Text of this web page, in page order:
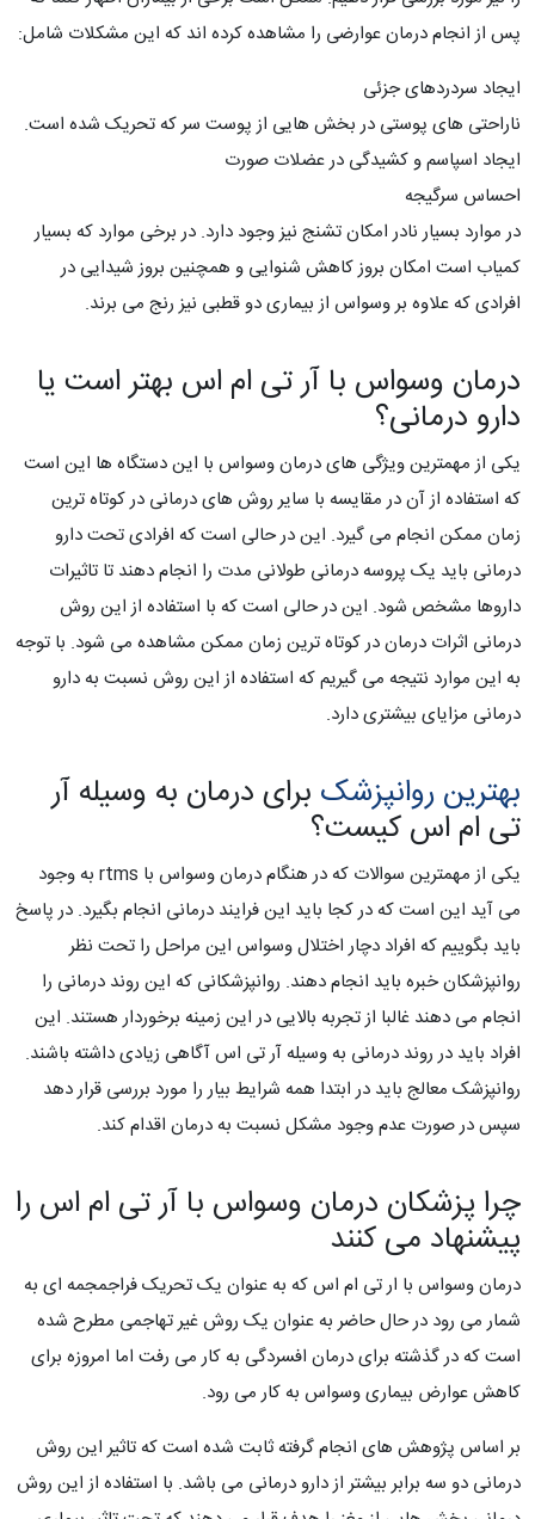
پس از انجام درمان عوارضی را مشاهده کرده اند که این مشکلات شامل:
ایجاد سردردهای جزئی
ناراحتی های پوستی در بخش هایی از پوست سر که تحریک شده است.
ایجاد اسپاسم و کشیدگی در عضلات صورت
احساس سرگیجه
در موارد بسیار نادر امکان تشنج نیز وجود دارد. در برخی موارد که بسیار
کمیاب است امکان بروز کاهش شنوایی و همچنین بروز شیدایی در
افرادی که علاوه بر وسواس از بیماری دو قطبی نیز رنج می برند.
درمان وسواس با آر تی ام اس بهتر است یا
دارو درمانی؟
یکی از مهمترین ویژگی های درمان وسواس با این دستگاه ها این است
که استفاده از آن در مقایسه با سایر روش های درمانی در کوتاه ترین
زمان ممکن انجام می گیرد. این در حالی است که افرادی تحت دارو
درمانی باید یک پروسه درمانی طولانی مدت را انجام دهند تا تاثیرات
داروها مشخص شود. این در حالی است که با استفاده از این روش
درمانی اثرات درمان در کوتاه ترین زمان ممکن مشاهده می شود. با توجه
به این موارد نتیجه می گیریم که استفاده از این روش نسبت به دارو
درمانی مزایای بیشتری دارد.
بهترین روانپزشک برای درمان به وسیله آر
تی ام اس کیست؟
یکی از مهمترین سوالات که در هنگام درمان وسواس با rtms به وجود
می آید این است که در کجا باید این فرایند درمانی انجام بگیرد. در پاسخ
باید بگوییم که افراد دچار اختلال وسواس این مراحل را تحت نظر
روانپزشکان خبره باید انجام دهند. روانپزشکانی که این روند درمانی را
انجام می دهند غالبا از تجربه بالایی در این زمینه برخوردار هستند. این
افراد باید در روند درمانی به وسیله آر تی اس آگاهی زیادی داشته باشند.
روانپزشک معالج باید در ابتدا همه شرایط بیار را مورد بررسی قرار دهد
سپس در صورت عدم وجود مشکل نسبت به درمان اقدام کند.
چرا پزشکان درمان وسواس با آر تی ام اس را
پیشنهاد می کنند
درمان وسواس با ار تی ام اس که به عنوان یک تحریک فراجمجمه ای به
شمار می رود در حال حاضر به عنوان یک روش غیر تهاجمی مطرح شده
است که در گذشته برای درمان افسردگی به کار می رفت اما امروزه برای
کاهش عوارض بیماری وسواس به کار می رود.
بر اساس پژوهش های انجام گرفته ثابت شده است که تاثیر این روش
درمانی دو سه برابر بیشتر از دارو درمانی می باشد. با استفاده از این روش